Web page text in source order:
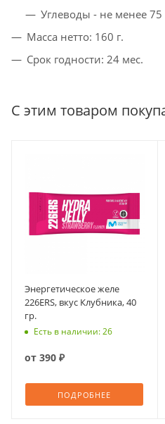
Углеводы - не менее 75
Масса нетто: 160 г.
Срок годности: 24 мес.
С этим товаром
Энергетическое желе
226ERS, вкус Клубника, 40
гр.
Есть в наличии: 26
от 390 ₽
ПОДРОБНЕЕ